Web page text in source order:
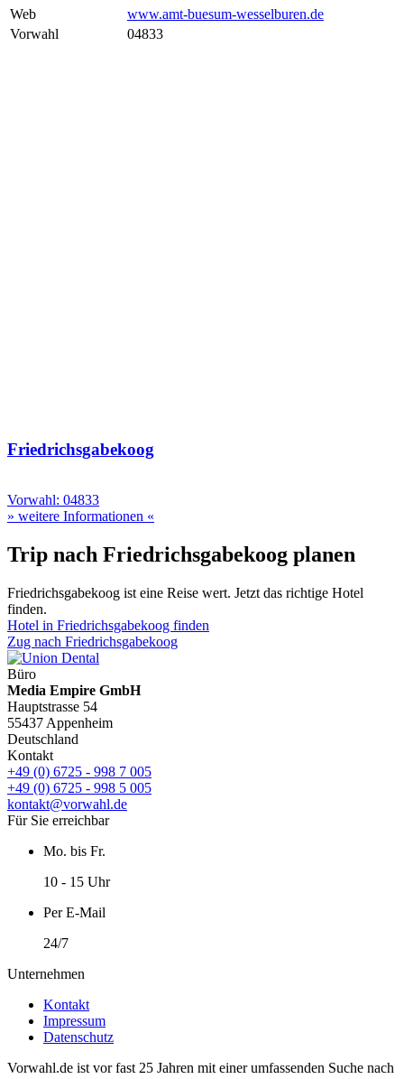
Web
www.amt-buesum-wesselburen.de
Vorwahl
04833
Friedrichsgabekoog
Vorwahl: 04833
» weitere Informationen «
Trip nach Friedrichsgabekoog planen
Friedrichsgabekoog ist eine Reise wert. Jetzt das richtige Hotel
finden.
Hotel in Friedrichsgabekoog finden
Zug nach Friedrichsgabekoog
Büro
Media Empire GmbH
Hauptstrasse 54
55437 Appenheim
Deutschland
Kontakt
+49 (0) 6725 - 998 7 005
+49 (0) 6725 - 998 5 005
kontakt@vorwahl.de
Für Sie erreichbar
Mo. bis Fr.
10 - 15 Uhr
Per E-Mail
24/7
Unternehmen
Kontakt
Impressum
Datenschutz
Vorwahl.de ist vor fast 25 Jahren mit einer umfassenden Suche nach